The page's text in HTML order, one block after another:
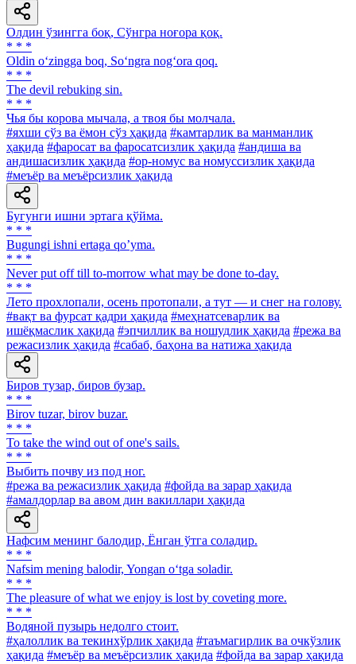
Олдин ўзингга боқ, Сўнгра ноғора қоқ.
* * *
Oldin o‘zingga boq, So‘ngra nog‘ora qoq.
* * *
The devil rebuking sin.
* * *
Чья бы корова мычала, а твоя бы молчала.
#яхши сўз ва ёмон сўз ҳақида #камтарлик ва манманлик
ҳақида #фаросат ва фаросатсизлик ҳақида #андиша ва
андишасизлик ҳақида #ор-номус ва номуссизлик ҳақида
#меъёр ва меъёрсизлик ҳақида
Бугунги ишни эртага қўйма.
* * *
Bugungi ishni ertaga qoʼyma.
* * *
Never put off till to-morrow what may be done to-day.
* * *
Лето прохлопали, осень протопали, а тут — и снег на голову.
#вақт ва фурсат қадри ҳақида #меҳнатсеварлик ва
ишёқмаслик ҳақида #эпчиллик ва ношудлик ҳақида #режа ва
режасизлик ҳақида #сабаб, баҳона ва натижа ҳақида
Биров тузар, биров бузар.
* * *
Birov tuzar, birov buzar.
* * *
To take the wind out of one's sails.
* * *
Выбить почву из под ног.
#режа ва режасизлик ҳақида #фойда ва зарар ҳақида
#амалдорлар ва авом дин вакиллари ҳақида
Нафсим менинг балодир, Ёнган ўтга соладир.
* * *
Nafsim mening balodir, Yongan o‘tga soladir.
* * *
The pleasure of what we enjoy is lost by coveting more.
* * *
Водяной пузырь недолго стоит.
#ҳалоллик ва текинхўрлик ҳақида #таъмагирлик ва очкўзлик
ҳақида #меъёр ва меъёрсизлик ҳақида #фойда ва зарар ҳақида